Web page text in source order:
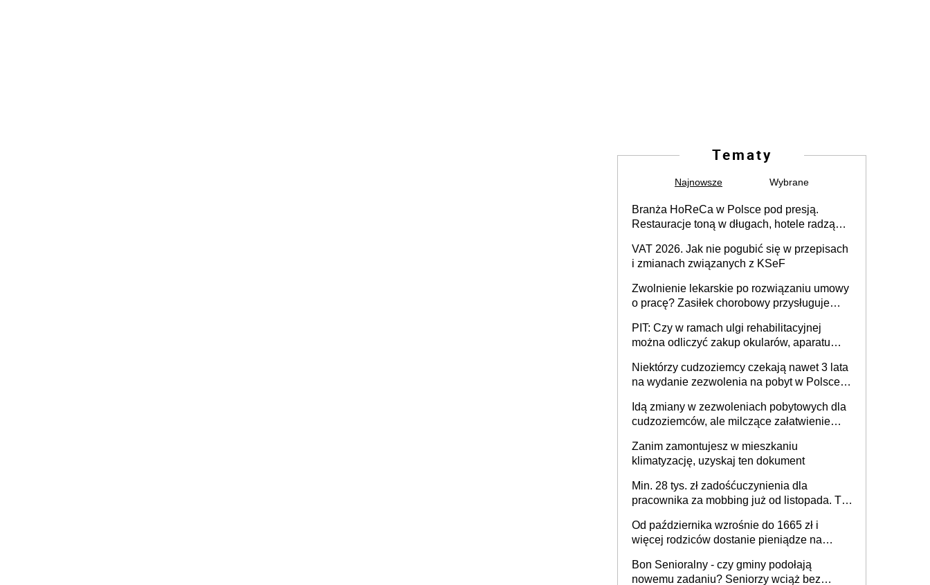
Tematy
Najnowsze Wybrane
Branża HoReCa w Polsce pod presją.
Restauracje toną w długach, hotele radzą
VAT 2026. Jak nie pogubić się w przepisach
i zmianach związanych z KSeF
Zwolnienie lekarskie po rozwiązaniu umowy
o pracę? Zasiłek chorobowy przysługuje
dni od ustania stosunku pracy
PIT: Czy w ramach ulgi rehabilitacyjnej
można odliczyć zakup okularów, aparatu
Niektórzy cudzoziemcy czekają nawet 3 lata
na wydanie zezwolenia na pobyt w Polsce.
opóźnienia z kartami pobytu to realny
problem
Idą zmiany w zezwoleniach pobytowych dla
cudzoziemców, ale milczące załatwienie
Zanim zamontujesz w mieszkaniu
klimatyzację, uzyskaj ten dokument
Min. 28 tys. zł zadośćuczynienia dla
pracownika za mobbing już od listopada. To
zespołu
Od października wzrośnie do 1665 zł i
więcej rodziców dostanie pieniądze na
Bon Senioralny - czy gminy podołają
nowemu zadaniu? Seniorzy wciąż bez